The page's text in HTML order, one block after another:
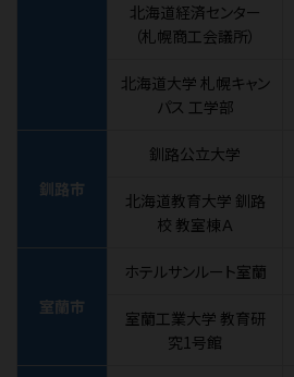
北海道経済センター
（札幌商工会議所）
北海道大学 札幌キャン
パス 工学部
釧路市
釧路公立大学
北海道教育大学 釧路
校 教室棟Ａ
室蘭市
ホテルサンルート室蘭
室蘭工業大学 教育研
究1号館